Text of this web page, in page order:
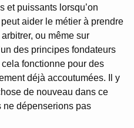
et puissants lorsqu’on
aider le métier à prendre
ou même sur
des principes fondateurs
fonctionne pour des
déjà accoutumées. Il y
de nouveau dans ce
ne dépenserions pas